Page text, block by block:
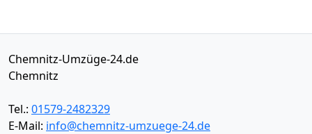
Chemnitz-Umzüge-24.de
Chemnitz
Tel.: 01579-2482329
E-Mail: info@chemnitz-umzuege-24.de